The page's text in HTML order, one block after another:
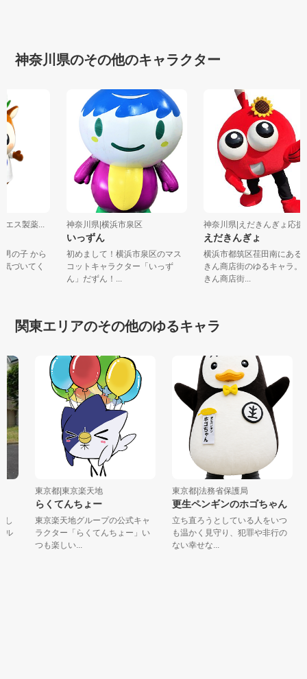
神奈川県のその他のキャラクター
エス製薬...
男の子 から
気づいてく
神奈川県|横浜市泉区
いっずん
初めまして！横浜市泉区のマス
コットキャラクター「いっず
ん」だずん！...
神奈川県|えだきんぎょ応
えだきんぎょ
横浜市都筑区荏田南にあ
きん商店街のゆるキャラ
きん商店街...
関東エリアのその他のゆるキャラ
東京都|東京楽天地
らくてんちょー
東京楽天地グループの公式キャ
ラクター「らくてんちょー」い
つも楽しい...
東京都|法務省保護局
更生ペンギンのホゴちゃん
立ち直ろうとしている人をいつ
も温かく見守り、犯罪や非行の
ない幸せな...